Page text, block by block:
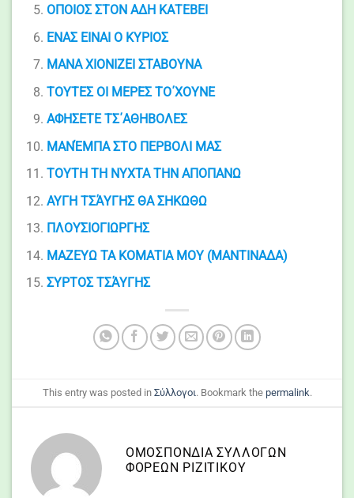
ΟΠΟΙΟΣ ΣΤΟΝ ΑΔΗ ΚΑΤΕΒΕΙ
ΕΝΑΣ ΕΙΝΑΙ Ο ΚΥΡΙΟΣ
ΜΑΝΑ ΧΙΟΝΙΖΕΙ ΣΤΑΒΟΥΝΑ
ΤΟΥΤΕΣ ΟΙ ΜΕΡΕΣ ΤΟ΄ΧΟΥΝΕ
ΑΦΗΣΕΤΕ ΤΣ΄ΑΘΗΒΟΛΕΣ
ΜΑΝΈΜΠΑ ΣΤΟ ΠΕΡΒΟΛΙ ΜΑΣ
ΤΟΥΤΗ ΤΗ ΝΥΧΤΑ THN ΑΠΟΠΑΝΩ
ΑΥΓΗ ΤΣΆΥΓΗΣ ΘΑ ΣΗΚΩΘΩ
ΠΛΟΥΣΙΟΓΙΩΡΓΗΣ
ΜΑΖΕΥΩ ΤΑ ΚΟΜΑΤΙΑ ΜΟΥ (ΜΑΝΤΙΝΑΔΑ)
ΣΥΡΤΟΣ ΤΣΆΥΓΗΣ
This entry was posted in Σύλλογοι. Bookmark the permalink.
ΟΜΟΣΠΟΝΔΙΑ ΣΥΛΛΌΓΩΝ
ΦΟΡΈΩΝ ΡΙΖΙΤΙΚΟΥ